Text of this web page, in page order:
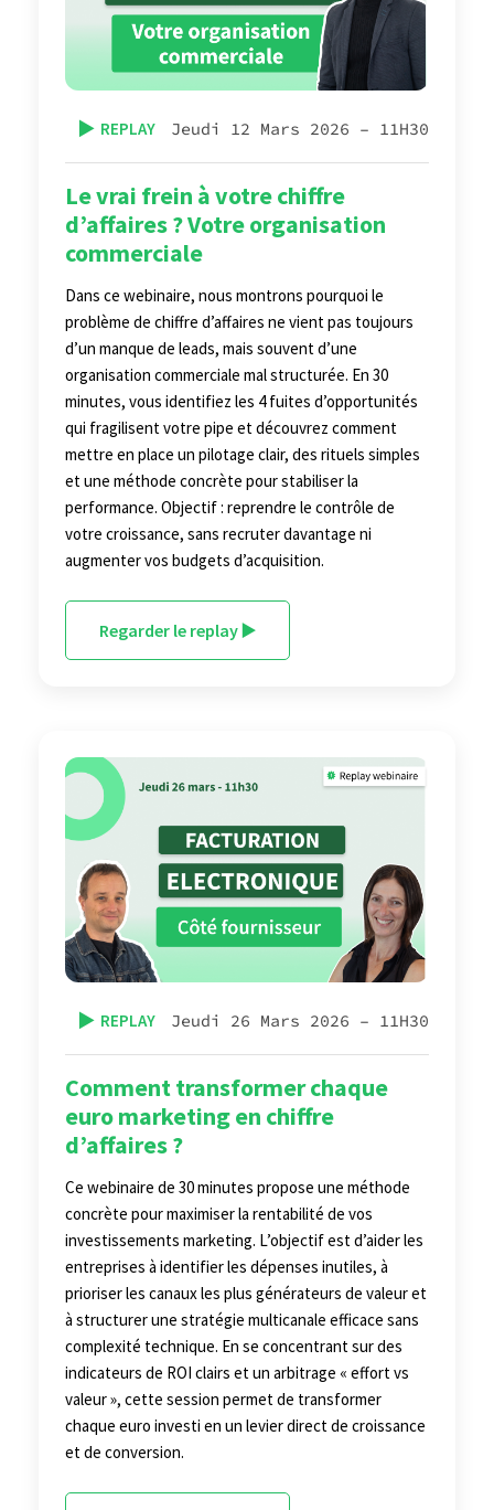
▶️ REPLAY Jeudi 12 Mars 2026 – 11H30
Le vrai frein à votre chiffre
d’affaires ? Votre organisation
commerciale
Dans ce webinaire, nous montrons pourquoi le
problème de chiffre d’affaires ne vient pas toujours
d’un manque de leads, mais souvent d’une
organisation commerciale mal structurée. En 30
minutes, vous identifiez les 4 fuites d’opportunités
qui fragilisent votre pipe et découvrez comment
mettre en place un pilotage clair, des rituels simples
et une méthode concrète pour stabiliser la
performance. Objectif : reprendre le contrôle de
votre croissance, sans recruter davantage ni
augmenter vos budgets d’acquisition.
Regarder le replay ▶️
▶️ REPLAY Jeudi 26 Mars 2026 – 11H30
Comment transformer chaque
euro marketing en chiffre
d’affaires ?
Ce webinaire de 30 minutes propose une méthode
concrète pour maximiser la rentabilité de vos
investissements marketing. L’objectif est d’aider les
entreprises à identifier les dépenses inutiles, à
prioriser les canaux les plus générateurs de valeur et
à structurer une stratégie multicanale efficace sans
complexité technique. En se concentrant sur des
indicateurs de ROI clairs et un arbitrage « effort vs
valeur », cette session permet de transformer
chaque euro investi en un levier direct de croissance
et de conversion.